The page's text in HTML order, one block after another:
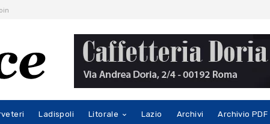
Ladispoli Litorale Lazio Archivi Archivio PDF